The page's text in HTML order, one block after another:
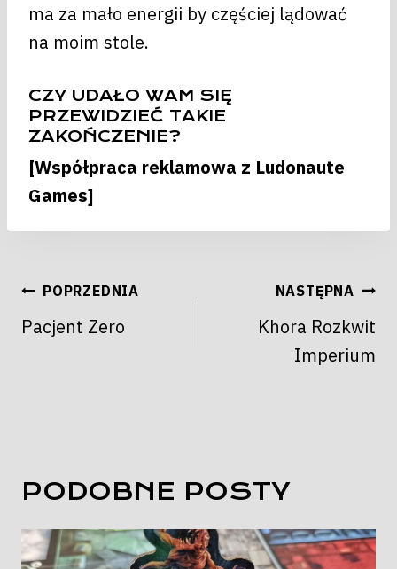
ma za mało energii by częściej lądować
na moim stole.
CZY UDAŁO WAM SIĘ
PRZEWIDZIEĆ TAKIE
ZAKOŃCZENIE?
[Współpraca reklamowa z Ludonaute
Games]
NAWIGACJA
WPISU
POPRZEDNIA
Pacjent Zero
NASTĘPNA
Khora Rozkwit
Imperium
PODOBNE POSTY